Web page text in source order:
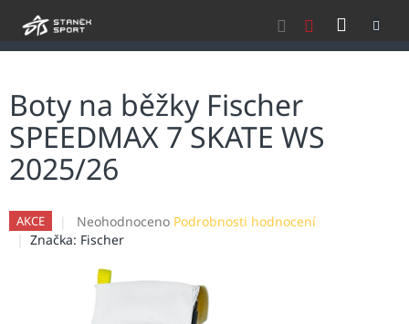
Boty na běžky Fischer
SPEEDMAX 7 SKATE WS
2025/26
AKCE
Průměrné
hodnocení
Neohodnoceno Podrobnosti hodnocení
Značka: Fischer